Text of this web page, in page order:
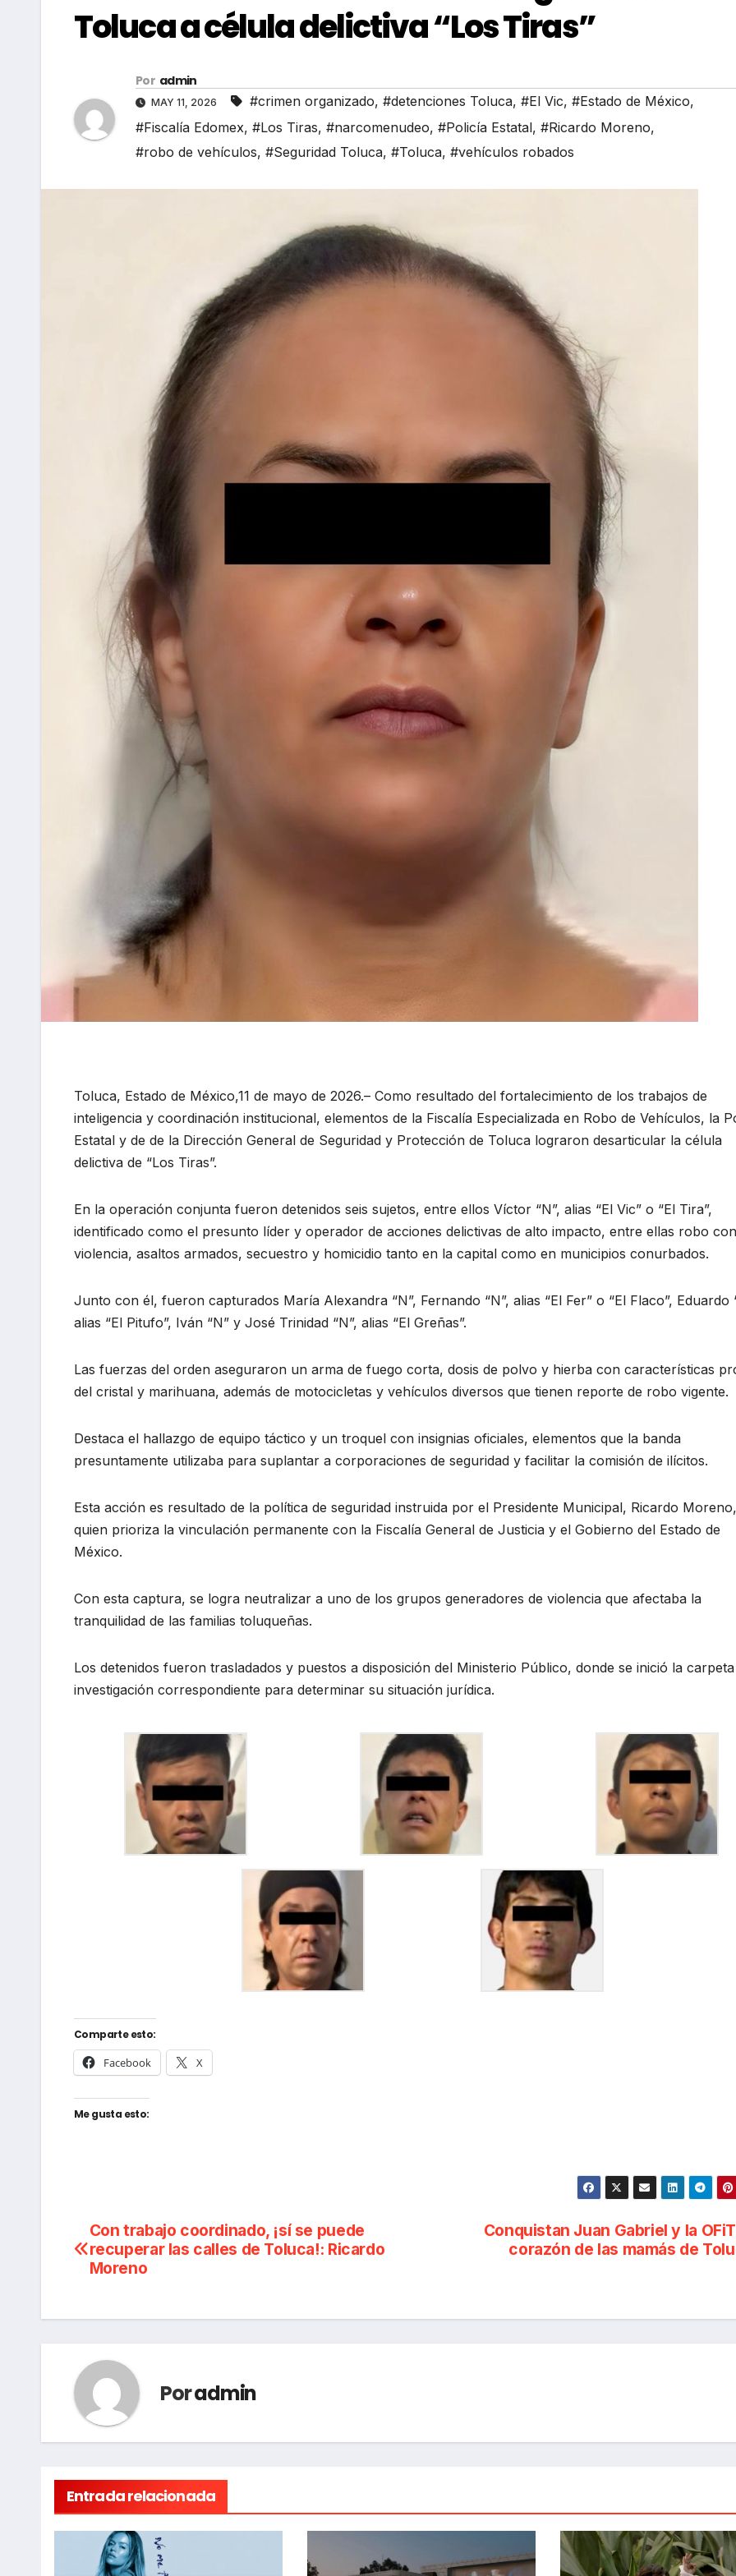
Toluca a célula delictiva “Los Tiras”
Por admin
MAY 11, 2026 #crimen organizado, #detenciones Toluca, #El Vic, #Estado de México,
#Fiscalía Edomex, #Los Tiras, #narcomenudeo, #Policía Estatal, #Ricardo Moreno,
#robo de vehículos, #Seguridad Toluca, #Toluca, #vehículos robados
Toluca, Estado de México,11 de mayo de 2026.– Como resultado del fortalecimiento de los trabajos de
inteligencia y coordinación institucional, elementos de la Fiscalía Especializada en Robo de Vehículos, la
Estatal y de de la Dirección General de Seguridad y Protección de Toluca lograron desarticular la célula
delictiva de “Los Tiras”.
En la operación conjunta fueron detenidos seis sujetos, entre ellos Víctor “N”, alias “El Vic” o “El Tira”,
identificado como el presunto líder y operador de acciones delictivas de alto impacto, entre ellas robo con
violencia, asaltos armados, secuestro y homicidio tanto en la capital como en municipios conurbados.
Junto con él, fueron capturados María Alexandra “N”, Fernando “N”, alias “El Fer” o “El Flaco”, Eduardo
alias “El Pitufo”, Iván “N” y José Trinidad “N”, alias “El Greñas”.
Las fuerzas del orden aseguraron un arma de fuego corta, dosis de polvo y hierba con características
del cristal y marihuana, además de motocicletas y vehículos diversos que tienen reporte de robo vigente.
Destaca el hallazgo de equipo táctico y un troquel con insignias oficiales, elementos que la banda
presuntamente utilizaba para suplantar a corporaciones de seguridad y facilitar la comisión de ilícitos.
Esta acción es resultado de la política de seguridad instruida por el Presidente Municipal, Ricardo Moreno,
quien prioriza la vinculación permanente con la Fiscalía General de Justicia y el Gobierno del Estado de
México.
Con esta captura, se logra neutralizar a uno de los grupos generadores de violencia que afectaba la
tranquilidad de las familias toluqueñas.
Los detenidos fueron trasladados y puestos a disposición del Ministerio Público, donde se inició la carpeta
investigación correspondiente para determinar su situación jurídica.
Comparte esto:
Facebook X
Me gusta esto:
Navegación
de
Conquistan Juan Gabriel y la
corazón de las mamás de
Con trabajo coordinado, ¡sí se puede
recuperar las calles de Toluca!: Ricardo
Moreno
Poradmin
Entrada relacionada